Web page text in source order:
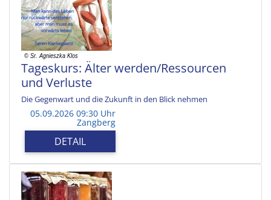
Tageskurs: Älter werden/Ressourcen
und Verluste
Die Gegenwart und die Zukunft in den Blick nehmen
05.09.2026 09:30 Uhr
Zangberg
DETAIL